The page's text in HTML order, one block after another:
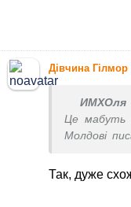
Дівчина Гілмор
ИМХОля
Це мабуть
Молдові
Так, дуже